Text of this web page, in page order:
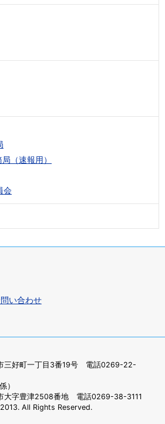
（速報用）
会
い合わせ
好町一丁目3番19号 電話0269-22-
）
字豊津2508番地 電話0269-38-3111
All Rights Reserved.